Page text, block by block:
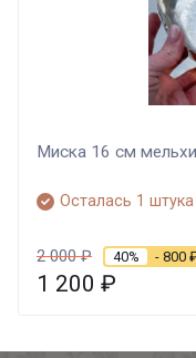
Миска 16 см
Осталась 1 штука
2 000₽ 40% - 800
1 200 ₽